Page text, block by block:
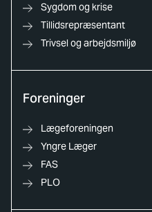
Sygdom og krise
Tillidsrepræsentant
Trivsel og arbejdsmiljø
Foreninger
Lægeforeningen
Yngre Læger
FAS
PLO